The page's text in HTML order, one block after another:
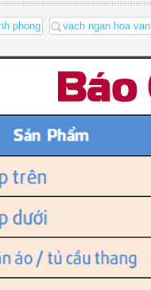
phong vach ngan hoa van